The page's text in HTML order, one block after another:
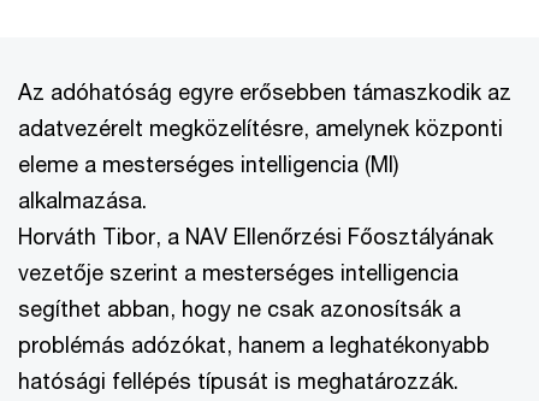
Az adóhatóság egyre erősebben támaszkodik az
adatvezérelt megközelítésre, amelynek központi
eleme a mesterséges intelligencia (MI)
alkalmazása.
Horváth Tibor, a NAV Ellenőrzési Főosztályának
vezetője szerint a mesterséges intelligencia
segíthet abban, hogy ne csak azonosítsák a
problémás adózókat, hanem a leghatékonyabb
hatósági fellépés típusát is meghatározzák.